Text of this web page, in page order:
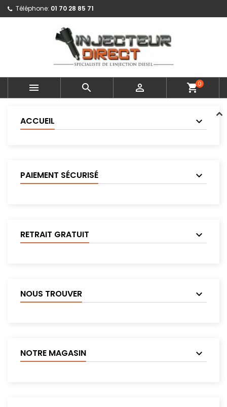
Téléphone: 01 70 28 85 71
   shopping_cart0
ACCUEIL
PAIEMENT SÉCURISÉ
RETRAIT GRATUIT
NOUS TROUVER
NOTRE MAGASIN